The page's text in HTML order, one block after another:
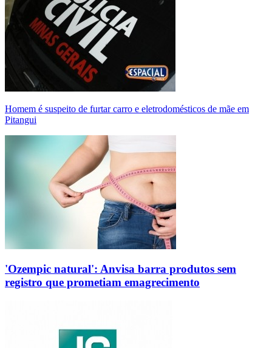
Homem é suspeito de furtar carro e eletrodomésticos de mãe em
Pitangui
'Ozempic natural': Anvisa barra produtos sem
registro que prometiam emagrecimento